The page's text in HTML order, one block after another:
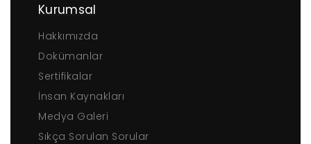
Kurumsal
Hakkımızda
Dokümanlar
Sertifikalar
İnsan Kaynakları
Medya Galeri
Sıkça Sorulan Sorular